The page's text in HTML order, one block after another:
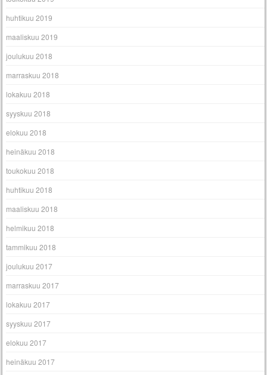
huhtikuu 2019
maaliskuu 2019
joulukuu 2018
marraskuu 2018
lokakuu 2018
syyskuu 2018
elokuu 2018
heinäkuu 2018
toukokuu 2018
huhtikuu 2018
maaliskuu 2018
helmikuu 2018
tammikuu 2018
joulukuu 2017
marraskuu 2017
lokakuu 2017
syyskuu 2017
elokuu 2017
heinäkuu 2017